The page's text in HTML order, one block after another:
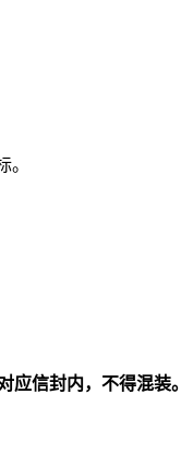
应信封内，不得混装。